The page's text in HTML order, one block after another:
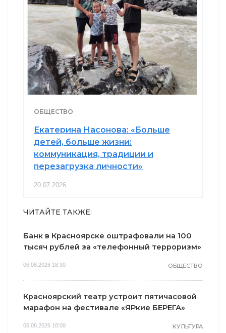
ОБЩЕСТВО
Екатерина Насонова: «Больше
детей, больше жизни:
коммуникация, традиции и
перезагрузка личности»
20.07.2026
ЧИТАЙТЕ ТАКЖЕ:
Банк в Красноярске оштрафовали на 100
тысяч рублей за «телефонный терроризм»
06.08.2026 18:30 ОБЩЕСТВО
Красноярский театр устроит пятичасовой
марафон на фестивале «ЯРкие БЕРЕГА»
06.08.2026 18:00 КУЛЬТУРА